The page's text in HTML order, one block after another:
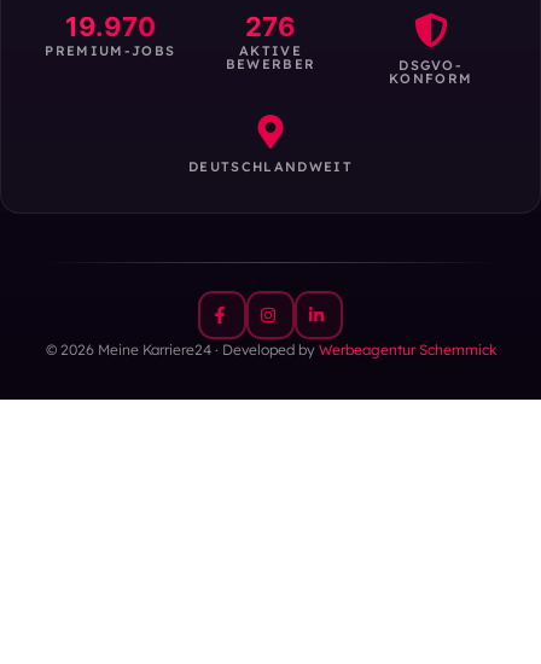
19.970
PREMIUM-JOBS
276
AKTIVE
BEWERBER DSGVO-
KONFORM
DEUTSCHLANDWEIT
© 2026 Meine Karriere24 · Developed by Werbeagentur Schemmick